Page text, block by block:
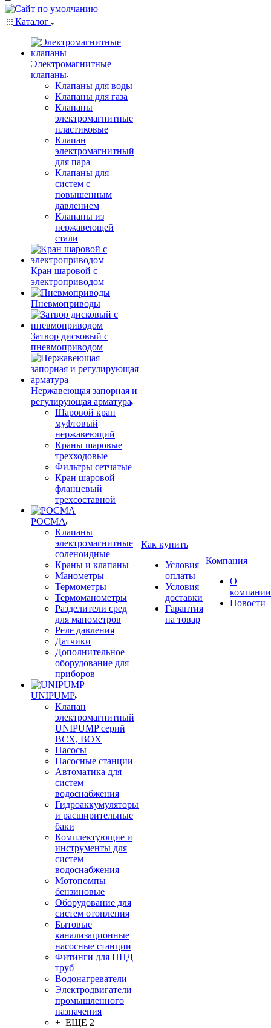
Каталог
Электромагнитные
клапаны
Клапаны для воды
Клапаны для газа
Клапаны
электромагнитные
пластиковые
Клапан
электромагнитный
для пара
Клапаны для
систем с
повышенным
давлением
Клапаны из
нержавеющей
стали
Кран шаровой с
электроприводом
Пневмоприводы
Затвор дисковый с
пневмоприводом
Нержавеющая запорная и
регулирующая арматура
Шаровой кран
муфтовый
нержавеющий
Краны шаровые
трехходовые
Фильтры сетчатые
Кран шаровой
фланцевый
трехсоставной
РОСМА
Клапаны
электромагнитные
соленоидные
Краны и клапаны
Манометры
Термометры
Термоманометры
Разделители сред
для манометров
Реле давления
Датчики
Дополнительное
оборудование для
приборов
UNIPUMP
Клапан
электромагнитный
UNIPUMP серий
BCX, BOX
Насосы
Насосные станции
Автоматика для
систем
водоснабжения
Гидроаккумуляторы
и расширительные
баки
Комплектующие и
инструменты для
систем
водоснабжения
Мотопомпы
бензиновые
Оборудование для
систем отопления
Бытовые
канализационные
насосные станции
Фитинги для ПНД
труб
Водонагреватели
Электродвигатели
промышленного
назначения
+ ЕЩЕ 2
Как купить
Условия
оплаты
Условия
доставки
Гарантия
на товар
Компания
О
компании
Новости